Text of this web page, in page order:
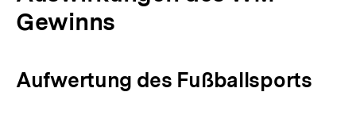
Gewinns
Aufwertung des Fußballsports